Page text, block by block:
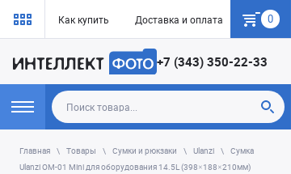
Как купить Доставка и оплата Гарантия
0
+7 (343) 350-22-33
Главная Товары Сумки и рюкзаки Ulanzi
Сумка
Ulanzi OM-01 Mini для оборудования 14.5L (398×188×210мм)